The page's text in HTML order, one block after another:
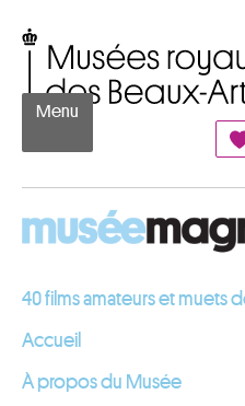
Menu
40 films amateurs et muets
Accueil
À propos du Musée